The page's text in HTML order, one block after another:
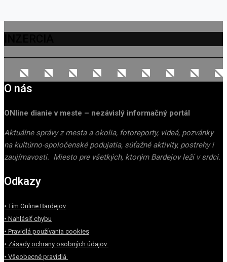
O nás
ONline dianie v meste – nezávislý informačný portál
Aktuálne správy z mesta a okolia, fotoreporty, videá, pozvánky
na kultúrno-spoločenské podujatia, súťažné aktivity, postrehy i
zaujímavosti. Miesto pre všetkých, ktorým Bardejov leží v srdci.
Odkazy
• Tím Online Bardejov
• Nahlásiť chybu
• Pravidlá používania cookies
• Zásady ochrany osobných údajov
• Všeobecné pravidlá